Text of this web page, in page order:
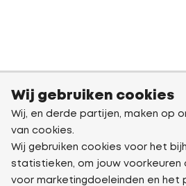
Wij gebruiken cookies
Wij, en derde partijen, maken op
van cookies.
Wij gebruiken cookies voor het
statistieken, om jouw voorkeuren
voor marketingdoeleinden en het